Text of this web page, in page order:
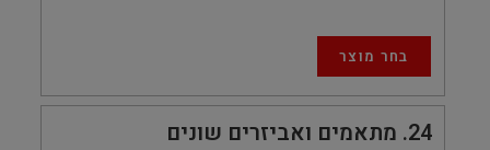
בחר מוצר
24 מתאמים ואביזרים שונים